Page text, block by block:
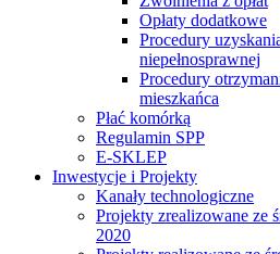
Opłaty dodatkowe
Procedury
niepełnosprawnej
Procedury
mieszkańca
Płać komórką
Regulamin SPP
E-SKLEP
Inwestycje i Projekty
Kanały technologiczne
Projekty zrealizowane ze
2020